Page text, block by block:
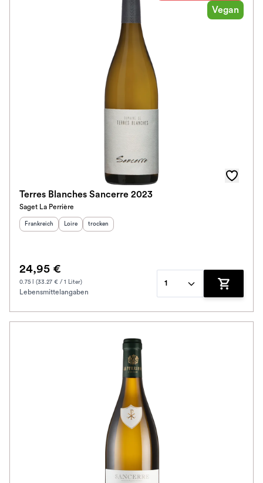
Jahrgang
Vegan
Terres Blanches Sancerre 2023
Saget La Perrière
Herkunftsland
Frankreich Herkunftsregion:
Loire Geschmack
trocken
24,95 €
0.75 l (33.27 € / 1 Liter)
Lebensmittelangaben
1
Zum